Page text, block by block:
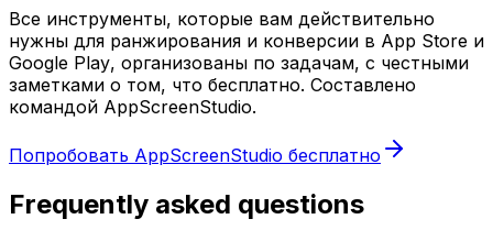
Все инструменты, которые вам действительно
нужны для ранжирования и конверсии в App Store и
Google Play, организованы по задачам, с честными
заметками о том, что бесплатно. Составлено
командой AppScreenStudio.
Попробовать AppScreenStudio бесплатно
Frequently asked questions